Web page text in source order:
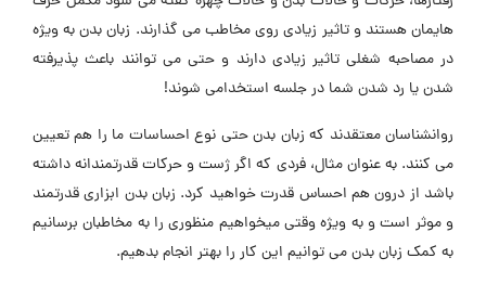
هایمان هستند و تاثیر زیادی روی مخاطب می گذارند. زبان بدن به ویژه
در مصاحبه شغلی تاثیر زیادی دارند و حتی می توانند باعث پذیرفته
شدن یا رد شدن شما در جلسه استخدامی شوند!
روانشناسان معتقدند که زبان بدن حتی نوع احساسات ما را هم تعیین
می کنند. به عنوان مثال، فردی که اگر ژست و حرکات قدرتمندانه داشته
باشد از درون هم احساس قدرت خواهید کرد. زبان بدن ابزاری قدرتمند
و موثر است و به ویژه وقتی میخواهیم منظوری را به مخاطبان برسانیم
به کمک زبان بدن می توانیم این کار را بهتر انجام بدهیم.